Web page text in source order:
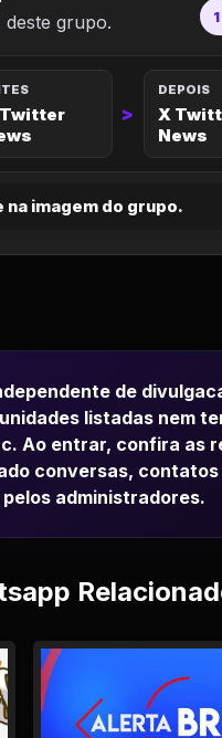
grupo.
>
DEPOIS
X
News
imagem do grupo.
de
listadas nem
Ao entrar, confira as
conversas, contatos
administradores.